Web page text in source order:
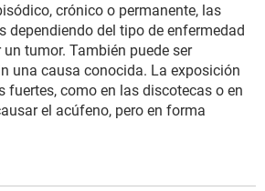
crónico o permanente, las
dependiendo del tipo de enfermedad
tumor. También puede ser
una causa conocida. La exposición
fuertes, como en las discotecas o en
el acúfeno, pero en forma